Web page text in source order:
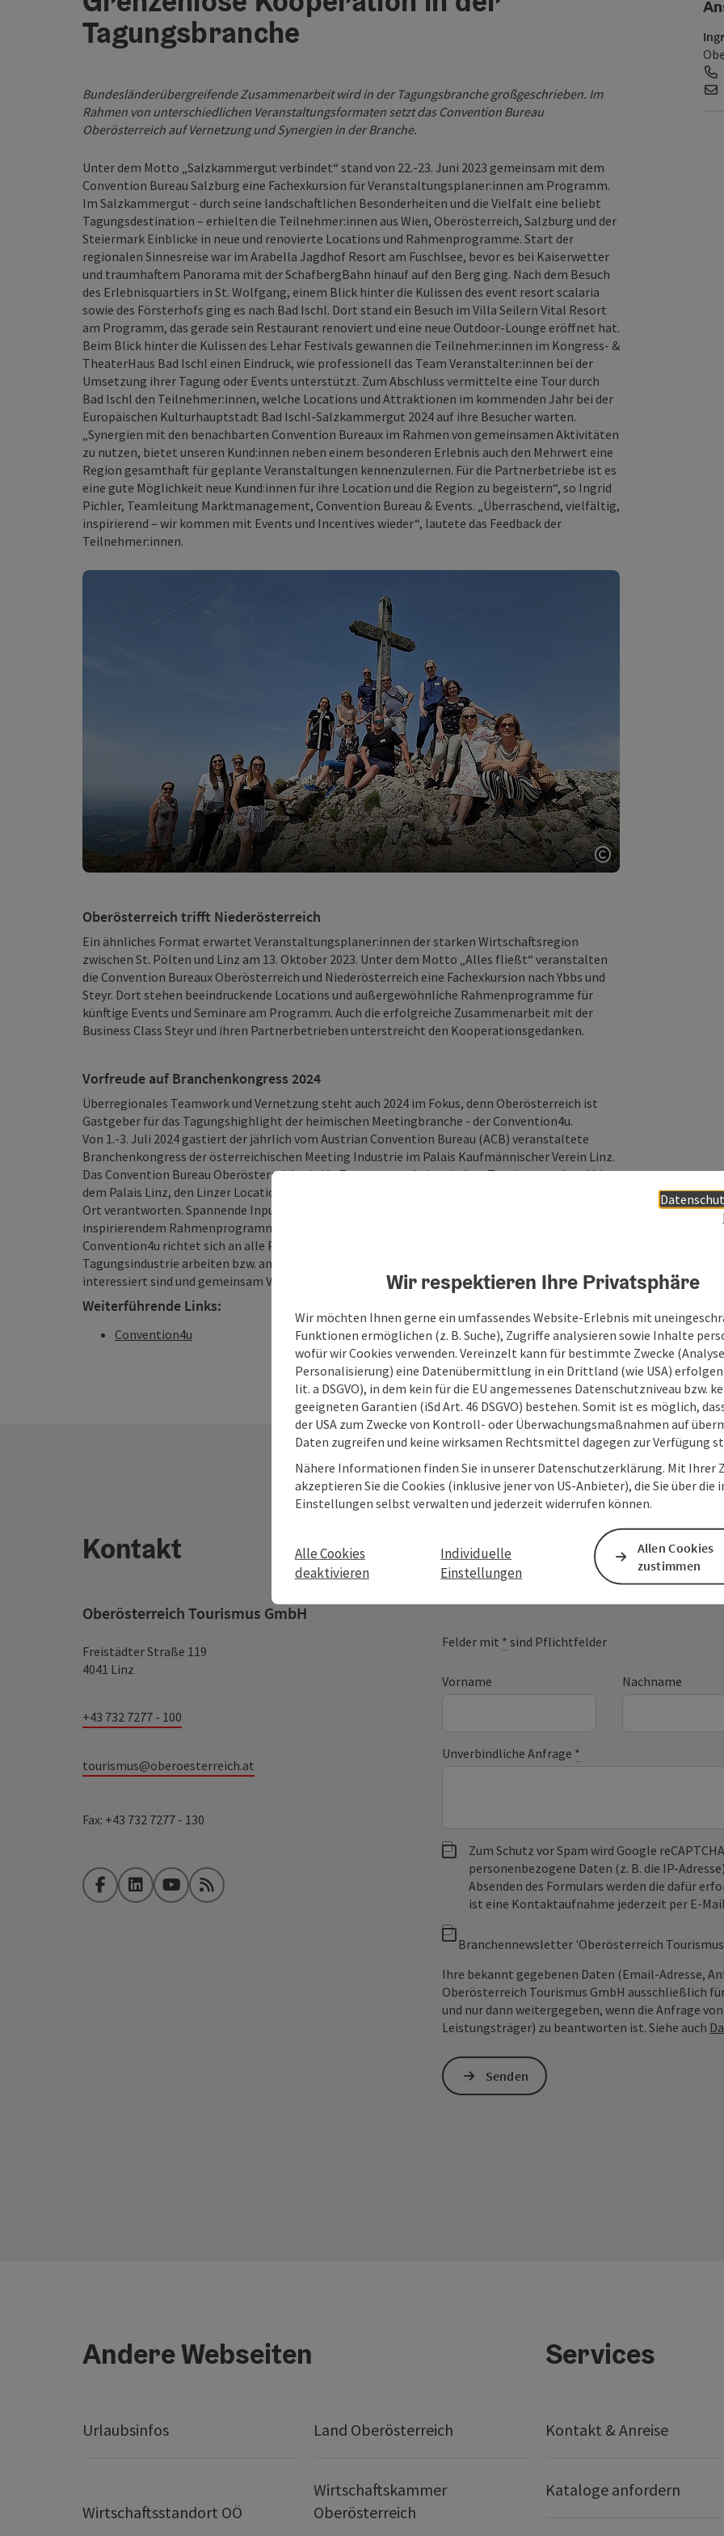
Tagungsbranche
Bundesländerübergreifende Zusammenarbeit wird in der Tagungsbranche großgeschrieben. Im
Rahmen von unterschiedlichen Veranstaltungsformaten setzt das Convention Bureau
Oberösterreich auf Vernetzung und Synergien in der Branche.
Unter dem Motto „Salzkammergut verbindet“ stand von 22.-23. Juni 2023 gemeinsam mit dem
Convention Bureau Salzburg eine Fachexkursion für Veranstaltungsplaner:innen am Programm.
Im Salzkammergut - durch seine landschaftlichen Besonderheiten und die Vielfalt eine beliebt
Tagungsdestination – erhielten die Teilnehmer:innen aus Wien, Oberösterreich, Salzburg und der
Steiermark Einblicke in neue und renovierte Locations und Rahmenprogramme. Start der
regionalen Sinnesreise war im Arabella Jagdhof Resort am Fuschlsee, bevor es bei Kaiserwetter
und traumhaftem Panorama mit der SchafbergBahn hinauf auf den Berg ging. Nach dem Besuch
des Erlebnisquartiers in St. Wolfgang, einem Blick hinter die Kulissen des event resort scalaria
sowie des Försterhofs ging es nach Bad Ischl. Dort stand ein Besuch im Villa Seilern Vital Resort
am Programm, das gerade sein Restaurant renoviert und eine neue Outdoor-Lounge eröffnet hat.
Beim Blick hinter die Kulissen des Lehar Festivals gewannen die Teilnehmer:innen im Kongress- &
TheaterHaus Bad Ischl einen Eindruck, wie professionell das Team Veranstalter:innen bei der
Umsetzung ihrer Tagung oder Events unterstützt. Zum Abschluss vermittelte eine Tour durch
Bad Ischl den Teilnehmer:innen, welche Locations und Attraktionen im kommenden Jahr bei der
Europäischen Kulturhauptstadt Bad Ischl-Salzkammergut 2024 auf ihre Besucher warten.
„Synergien mit den benachbarten Convention Bureaux im Rahmen von gemeinsamen Aktivitäten
zu nutzen, bietet unseren Kund:innen neben einem besonderen Erlebnis auch den Mehrwert eine
Region gesamthaft für geplante Veranstaltungen kennenzulernen. Für die Partnerbetriebe ist es
eine gute Möglichkeit neue Kund:innen für ihre Location und die Region zu begeistern“, so Ingrid
Pichler, Teamleitung Marktmanagement, Convention Bureau & Events. „Überraschend, vielfältig,
inspirierend – wir kommen mit Events und Incentives wieder“, lautete das Feedback der
Teilnehmer:innen.
Copyright öffnen
Oberösterreich trifft Niederösterreich
Ein ähnliches Format erwartet Veranstaltungsplaner:innen der starken Wirtschaftsregion
zwischen St. Pölten und Linz am 13. Oktober 2023. Unter dem Motto „Alles fließt“ veranstalten
die Convention Bureaux Oberösterreich und Niederösterreich eine Fachexkursion nach Ybbs und
Steyr. Dort stehen beeindruckende Locations und außergewöhnliche Rahmenprogramme für
künftige Events und Seminare am Programm. Auch die erfolgreiche Zusammenarbeit mit der
Business Class Steyr und ihren Partnerbetrieben unterstreicht den Kooperationsgedanken.
Vorfreude auf Branchenkongress 2024
Überregionales Teamwork und Vernetzung steht auch 2024 im Fokus, denn Oberösterreich ist
Gastgeber für das Tagungshighlight der heimischen Meetingbranche - der Convention4u.
Von 1.-3. Juli 2024 gastiert der jährlich vom Austrian Convention Bureau (ACB) veranstaltete
Branchenkongress der österreichischen Meeting Industrie im Palais Kaufmännischer Verein Linz.
Das Convention Bureau Oberösterreich wird in Zusammenarbeit mit dem Tourismusverband Linz,
dem Palais Linz, den Linzer Locations und Hotels und natürlich mit dem ACB die Organisation vor
Ort verantworten. Spannende Inputs, Workshops und persönliches Netzwerken mit
inspirierendem Rahmenprogramm stehen bei Österreichs Tagungslabor am Programm. Die
Convention4u richtet sich an alle Personen, Unternehmen und Organisationen, die in der
Tagungsindustrie arbeiten bzw. an Veranstalter:innen, die an zukünftigen Entwicklungen
interessiert sind und gemeinsam Veranstaltungen von morgen sinnstiftend gestalten möchten.
Weiterführende Links:
Convention4u
Kontakt
Oberösterreich Tourismus GmbH
Freistädter Straße 119
4041 Linz
+43 732 7277 - 100
tourismus@oberoesterreich.at
Fax: +43 732 7277 - 130
FacebookLinkedInYouTubeRSS-Feed
Ihre Nachricht an die
Tourismus GmbH
Felder mit * sind Pflichtfelder
Vorname Nachname
Unverbindliche Anfrage *
Zum Schutz vor Spam wird Google
personenbezogene Daten (z. B. die IP-
Absenden des Formulars werden die dafür
ist eine Kontaktaufnahme jederzeit per E-
Branchennewsletter 'Oberösterreich
Ihre bekannt gegebenen Daten (Email-Adresse,
Oberösterreich Tourismus GmbH ausschließlich
und nur dann weitergegeben, wenn die Anfrage
Leistungsträger) zu beantworten ist. Siehe auch
Senden
Andere Webseiten
Urlaubsinfos Land Oberösterreich
Wirtschaftsstandort OÖ
Wirtschaftskammer
Oberösterreich
Services
Kontakt & Anreise
Kataloge anfordern
Wir respektieren Ihre Privatsphäre
Wir möchten Ihnen gerne ein umfassendes Website-Erlebnis mit
Funktionen ermöglichen (z. B. Suche), Zugriffe analysieren sowie Inhalte
wofür wir Cookies verwenden. Vereinzelt kann für bestimmte Zwecke
Personalisierung) eine Datenübermittlung in ein Drittland (wie USA) erfolgen
lit. a DSGVO), in dem kein für die EU angemessenes Datenschutzniveau bzw.
geeigneten Garantien (iSd Art. 46 DSGVO) bestehen. Somit ist es möglich,
der USA zum Zwecke von Kontroll- oder Überwachungsmaßnahmen auf
Daten zugreifen und keine wirksamen Rechtsmittel dagegen zur Verfügung
Nähere Informationen finden Sie in unserer Datenschutzerklärung. Mit Ihrer
akzeptieren Sie die Cookies (inklusive jener von US-Anbieter), die Sie über die
Einstellungen selbst verwalten und jederzeit widerrufen können.
Alle Cookies
deaktivieren
Individuelle
Einstellungen
Allen Cookies
zustimmen